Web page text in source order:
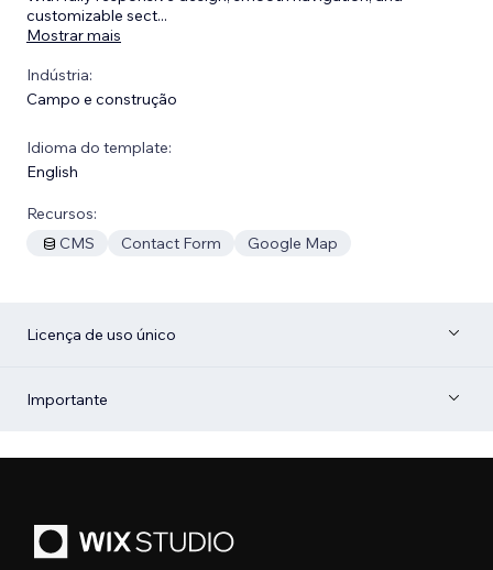
customizable sect...
Mostrar mais
Indústria:
Campo e construção
Idioma do template:
English
Recursos:
CMS
Contact Form Google Map
Licença de uso único
Importante